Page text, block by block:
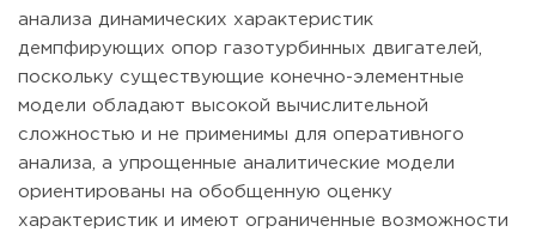
анализа динамических характеристик
демпфирующих опор газотурбинных двигателей,
поскольку существующие конечно-элементные
модели обладают высокой вычислительной
сложностью и не применимы для оперативного
анализа, а упрощенные аналитические модели
ориентированы на обобщенную оценку
характеристик и имеют ограниченные возможности